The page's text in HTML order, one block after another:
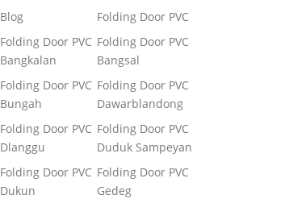
Blog
Folding Door PVC
Folding Door PVC
Bangkalan
Folding Door PVC
Bangsal
Folding Door PVC
Bungah
Folding Door PVC
Dawarblandong
Folding Door PVC
Dlanggu
Folding Door PVC
Duduk Sampeyan
Folding Door PVC
Dukun
Folding Door PVC
Gedeg